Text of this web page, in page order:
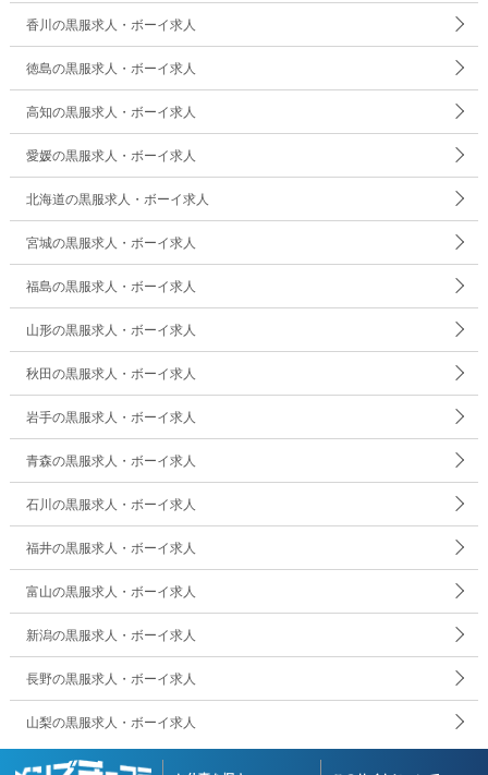
香川の黒服求人・ボーイ求人
徳島の黒服求人・ボーイ求人
高知の黒服求人・ボーイ求人
愛媛の黒服求人・ボーイ求人
北海道の黒服求人・ボーイ求人
宮城の黒服求人・ボーイ求人
福島の黒服求人・ボーイ求人
山形の黒服求人・ボーイ求人
秋田の黒服求人・ボーイ求人
岩手の黒服求人・ボーイ求人
青森の黒服求人・ボーイ求人
石川の黒服求人・ボーイ求人
福井の黒服求人・ボーイ求人
富山の黒服求人・ボーイ求人
新潟の黒服求人・ボーイ求人
長野の黒服求人・ボーイ求人
山梨の黒服求人・ボーイ求人